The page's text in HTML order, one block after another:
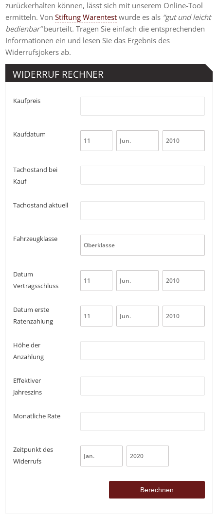
zurückerhalten können, lässt sich mit unserem Online-Tool
ermitteln. VonStiftung Warentest wurde es als “gut und leicht
bedienbar”beurteilt. Tragen Sie einfach die entsprechenden
Informationen ein und lesen Sie das Ergebnis des
Widerrufsjokers ab.
WIDERRUF RECHNER
Kaufpreis
Kaufdatum
Tachostand bei
Kauf
Tachostand aktuell
Fahrzeugklasse
Datum
Vertragsschluss
Datum erste
Ratenzahlung
Höhe der
Anzahlung
Effektiver
Jahreszins
Monatliche Rate
Zeitpunkt des
Widerrufs